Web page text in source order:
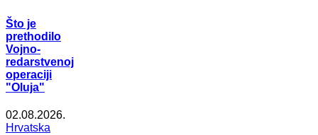
Što je
prethodilo
Vojno-
redarstvenoj
operaciji
"Oluja"
02.08.2026.
Hrvatska